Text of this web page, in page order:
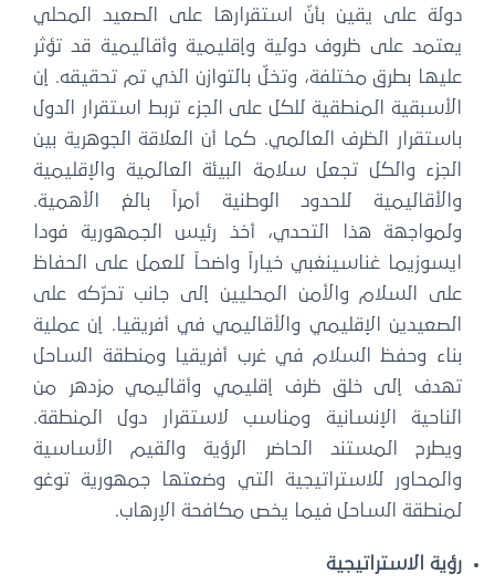
دولة على يقين بأنّ استقرارها على الصعيد المحلي
يعتمد على ظروف دولية وإقليمية وأقاليمية قد تؤثر
عليها بطرق مختلفة، وتخلّ بالتوازن الذي تم تحقيقه. إن
الأسبقية المنطقية للكل على الجزء تربط استقرار الدول
باستقرار الظرف العالمي. كما أن العلاقة الجوهرية بين
الجزء والكل تجعل سلامة البيئة العالمية والإقليمية
والأقاليمية للحدود الوطنية أمراً بالغ الأهمية.
ولمواجهة هذا التحدي، أخذ رئيس الجمهورية فودا
ايسوزيما غناسينغبي خياراً واضحاً للعمل على الحفاظ
على السلام والأمن المحليين إلى جانب تحرّكه على
الصعيدين الإقليمي والأقاليمي في أفريقيا. إن عملية
بناء وحفظ السلام في غرب أفريقيا ومنطقة الساحل
تهدف إلى خلق ظرف إقليمي وأقاليمي مزدهر من
الناحية الإنسانية ومناسب لاستقرار دول المنطقة.
ويطرح المستند الحاضر الرؤية والقيم الأساسية
والمحاور للاستراتيجية التي وضعتها جمهورية توغو
لمنطقة الساحل فيما يخص مكافحة الإرهاب.
رؤية الاستراتيجية